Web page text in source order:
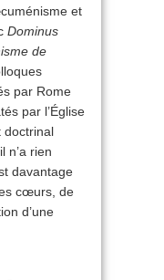
et
Dominus
de
par Rome
par l’Église
doctrinal
n’a rien
davantage
cœurs, de
d’une